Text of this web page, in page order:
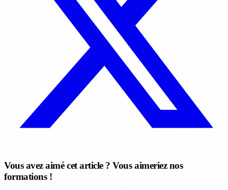
Vous avez aimé cet article ? Vous aimeriez nos
formations !